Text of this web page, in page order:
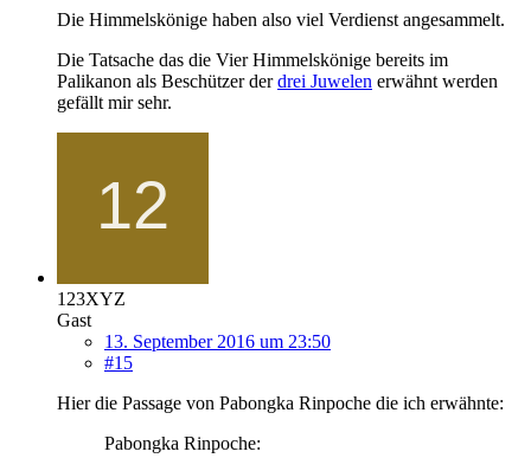
Die Himmelskönige haben also viel Verdienst angesammelt.
Die Tatsache das die Vier Himmelskönige bereits im
Palikanon als Beschützer derdrei Juwelen erwähnt werden
gefällt mir sehr.
123XYZ
Gast
13. September 2016 um 23:50
#15
Hier die Passage von Pabongka Rinpoche die ich erwähnte:
Pabongka Rinpoche: